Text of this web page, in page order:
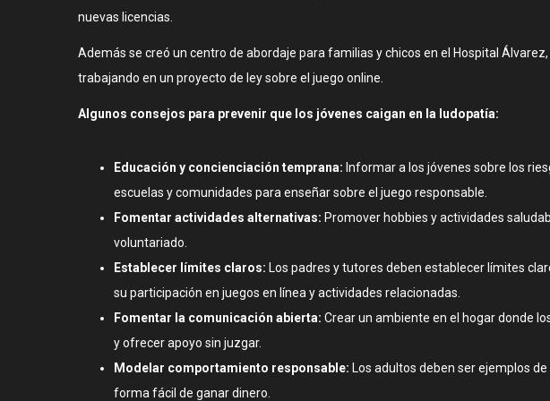
nuevas licencias.
Además se creó un centro de abordaje para familias y chicos en el Hospital
trabajando en un proyecto de ley sobre el juego online.
Algunos consejos para prevenir que los jóvenes caigan en la ludopatía:
Educación y concienciación temprana: Informar a los jóvenes sobre los
escuelas y comunidades para enseñar sobre el juego responsable.
Fomentar actividades alternativas: Promover hobbies y actividades
voluntariado.
Establecer límites claros: Los padres y tutores deben establecer límites
su participación en juegos en línea y actividades relacionadas.
Fomentar la comunicación abierta: Crear un ambiente en el hogar donde
y ofrecer apoyo sin juzgar.
Modelar comportamiento responsable: Los adultos deben ser ejemplos
forma fácil de ganar dinero.